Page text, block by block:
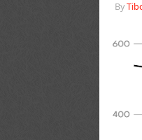
By